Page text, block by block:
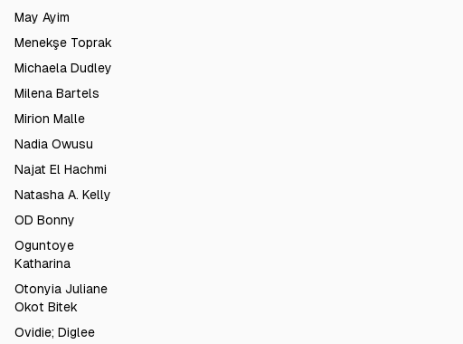
May Ayim
Menekşe Toprak
Michaela Dudley
Milena Bartels
Mirion Malle
Nadia Owusu
Najat El Hachmi
Natasha A. Kelly
OD Bonny
Oguntoye
Katharina
Otonyia Juliane
Okot Bitek
Ovidie; Diglee